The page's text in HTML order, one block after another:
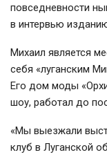
повседневности
в интервью
Михаил является
себя «луганским
Его дом моды
шоу, работал до
«Мы выезжали
клуб в Луганской